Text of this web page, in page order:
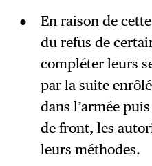
En raison de
du refus de
compléter leurs
par la suite
dans l’armée
de front, les
leurs méthodes.